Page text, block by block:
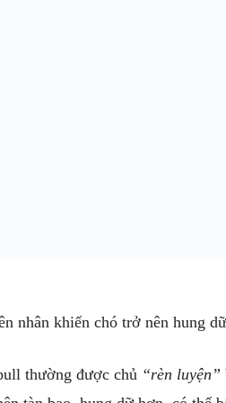
nhân khiến chó trở nên hung
thường được chủ “rèn luyện”